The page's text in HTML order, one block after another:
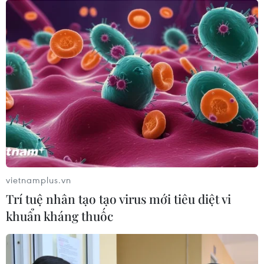
07/08/2026 08:21
Hạn hán nghiêm trọng đe dọa "huyết
mạch" kinh tế châu Âu
07/08/2026 07:58
17 giờ ngày 7/8, mở cửa tràn xả mặt
điều tiết hồ chứa thủy điện Lai Châu
Xem thêm
vietnamplus.vn
Trí tuệ nhân tạo tạo virus mới tiêu diệt vi
khuẩn kháng thuốc